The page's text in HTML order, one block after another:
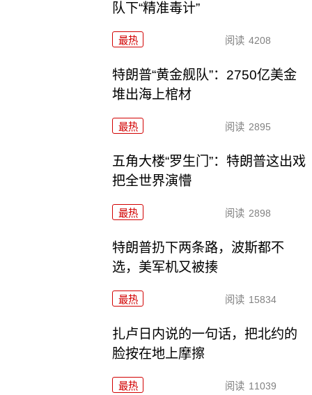
队下“精准毒计”
最热 阅读 4208
特朗普“黄金舰队”：2750亿美金
堆出海上棺材
最热 阅读 2895
五角大楼“罗生门”：特朗普这出戏
把全世界演懵
最热 阅读 2898
特朗普扔下两条路，波斯都不
选，美军机又被揍
最热 阅读 15834
扎卢日内说的一句话，把北约的
脸按在地上摩擦
最热 阅读 11039